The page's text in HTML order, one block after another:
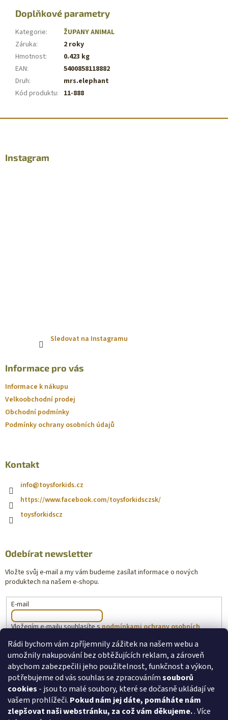
Rádi bychom vám zpříjemnily zážitek na našem webu a
umožnily nakupování bez obtěžujících reklam, a zároveň
abychom zabezpečili jeho použitelnost, funkčnost a výkon,
potřebujeme od vás souhlas se zpracovánímsouborů
cookies - jsou to malé soubory, které se dočasně ukládají ve
vašem prohlížeči. Pokud nám jej dáte, pomáháte nám
zlepšovat naši webstránku, za což vám děkujeme.. Více
Doplňkové parametry
Kategorie:
ŽUPANY ANIMAL
Záruka:
2 roky
Hmotnost:
0.423 kg
EAN:
5400858118882
Druh:
mrs.elephant
Kód produktu: 11-888
Instagram
Sledovat na Instagramu
Informace pro vás
Informace k nákupu
Velkoobchodní prodej
Obchodní podmínky
Podmínky ochrany osobních údajů
Kontakt
info@toysforkids.cz
https://www.facebook.com/toysforkidsczsk/
toysforkidscz
Odebírat newsletter
Vložte svůj e-mail a my vám budeme zasílat informace o nových
produktech na našem e-shopu.
E-mail
Vložením e-mailu souhlasíte spodmínkami ochrany osobních
PŘIHLÁSIT SE
toysforkids.cz Ochrana osobních údajů